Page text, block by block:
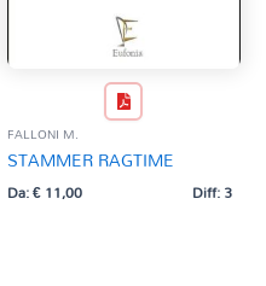
FALLONI M.
STAMMER RAGTIME
Da:€11,00 Diff: 3